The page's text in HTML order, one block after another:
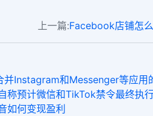
上一篇:Facebook店铺怎么
并Instagram和Messenger等应用
称预计微信和TikTok禁令最终执
如何变现盈利